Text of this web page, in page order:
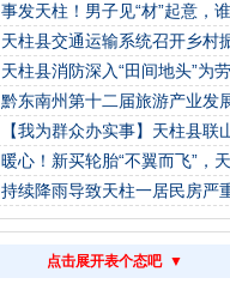
事发天柱！男子见“材”起意，
天柱县交通运输系统召开乡村
天柱县消防深入“田间地头”为
黔东南州第十二届旅游产业发
【我为群众办实事】天柱县联
暖心！新买轮胎“不翼而飞”，
持续降雨导致天柱一居民房严
点击展开表个态吧 ▼